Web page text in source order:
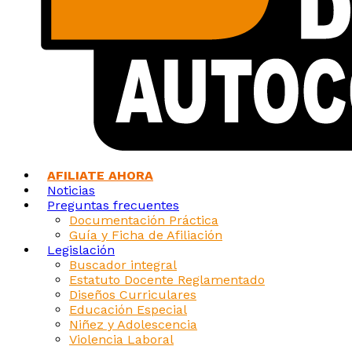
AFILIATE AHORA
Noticias
Preguntas frecuentes
Documentación Práctica
Guía y Ficha de Afiliación
Legislación
Buscador integral
Estatuto Docente Reglamentado
Diseños Curriculares
Educación Especial
Niñez y Adolescencia
Violencia Laboral